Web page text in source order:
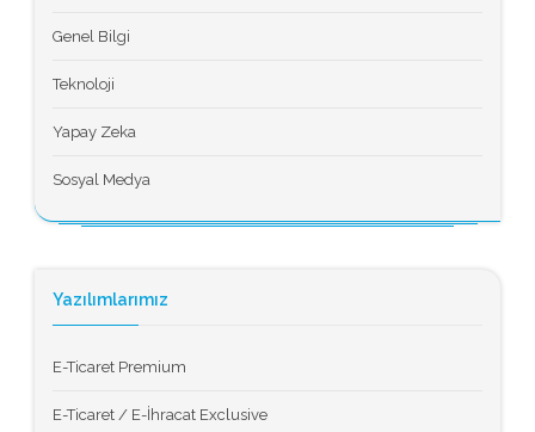
Genel Bilgi
Teknoloji
Yapay Zeka
Sosyal Medya
Yazılımlarımız
E-Ticaret Premium
E-Ticaret / E-İhracat Exclusive